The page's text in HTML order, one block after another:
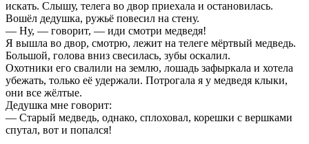
искать. Слышу, телега во двор приехала и остановилась.
Вошёл дедушка, ружьё повесил на стену.
— Ну, — говорит, — иди смотри медведя!
Я вышла во двор, смотрю, лежит на телеге мёртвый медведь.
Большой, голова вниз свесилась, зубы оскалил.
Охотники его свалили на землю, лошадь зафыркала и хотела
убежать, только её удержали. Потрогала я у медведя клыки,
они все жёлтые.
Дедушка мне говорит:
— Старый медведь, однако, сплоховал, корешки с вершками
спутал, вот и попался!